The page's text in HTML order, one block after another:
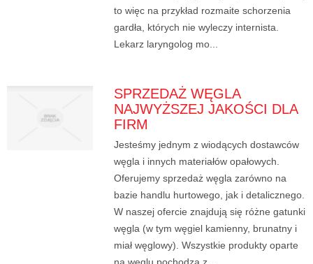
to więc na przykład rozmaite schorzenia
gardła, których nie wyleczy internista.
Lekarz laryngolog mo...
SPRZEDAŻ WĘGLA
NAJWYŻSZEJ JAKOŚCI DLA
FIRM
Jesteśmy jednym z wiodących dostawców
węgla i innych materiałów opałowych.
Oferujemy sprzedaż węgla zarówno na
bazie handlu hurtowego, jak i detalicznego.
W naszej ofercie znajdują się różne gatunki
węgla (w tym węgiel kamienny, brunatny i
miał węglowy). Wszystkie produkty oparte